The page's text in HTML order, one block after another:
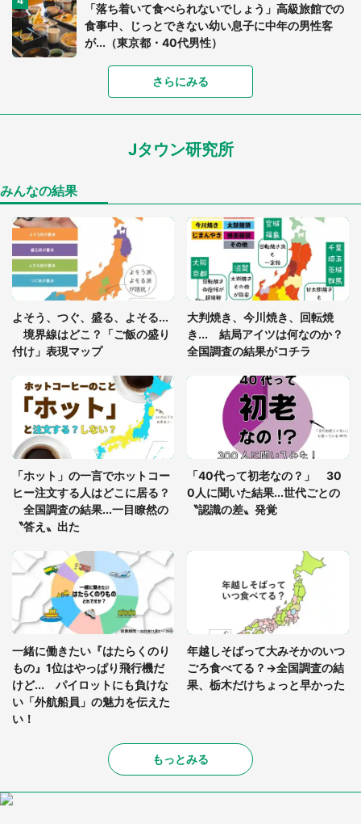
「落ち着いて食べられないでしょう」高級旅館での
食事中、じっとできない幼い息子に中年の男性客
が...（東京都・40代男性）
「可愛いのにホラー」「事件性を感じる」 ふわふ
「孫にあげると思って、あなたにこれをあげる」
「ゾワゾワする」「本当に気持ち悪い」 道端でバ
グっちゃってた〝野生の野菜〟に6.5万人戦慄
「閉所恐怖症の私は新幹線で大パニック。隣席の青
年に『手を繋いで』とお願いしたら...」 体験談に
8万人感動
7万人驚がく 「お菓子売り場ならまだしも...」「ハ
ードル高い」
あまりにも四角すぎる猫、激写される 「これもう
座布団だろ」「食パンの耳」と1.4万人困惑
さらにみる
Jタウン研究所
みんなの結果
よそう、つぐ、盛る、よそる...
境界線はどこ？「ご飯の盛り
付け」表現マップ
大判焼き、今川焼き、回転焼
き... 結局アイツは何なのか？
全国調査の結果がコチラ
「ホット」の一言でホットコー
ヒー注文する人はどこに居る？
全国調査の結果...一目瞭然の
〝答え〟出た
「40代って初老なの？」 30
0人に聞いた結果...世代ごとの
〝認識の差〟発覚
一緒に働きたい『はたらくのり
もの』1位はやっぱり飛行機だ
けど... パイロットにも負けな
い「外航船員」の魅力を伝えた
い！
年越しそばって大みそかのいつ
ごろ食べてる？→全国調査の結
果、栃木だけちょっと早かった
もっとみる